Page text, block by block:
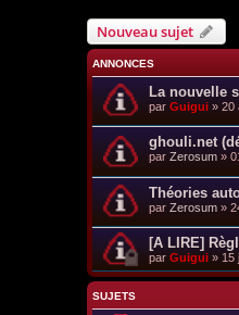
Nouveau sujet
ANNONCES
La nouvelle
par Guigui » 20
ghouli.net
par Zerosum »
Théories
par Zerosum »
[A LIRE]
par Guigui » 15
SUJETS